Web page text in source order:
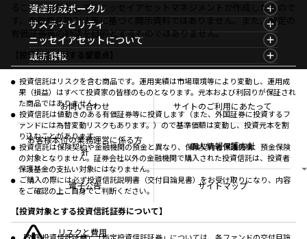
ることを目的として、ニッセイアセットマネジメントが作成したもので
す。金融商品取引法等に基づく開示資料ではありません。また、特定の
有価証券等の勧誘を目的とするものではありません。
【投資信託に関する留意点】
投資信託はリスクを含む商品です。運用実績は市場環境等により変動し、運用成
果（損益）はすべて投資家の皆様のものとなります。元本および利回りが保証され
た商品ではありません。
投資信託は値動きのある有価証券等に投資します（また、外国証券に投資するフ
ァンドには為替変動リスクもあります。）ので基準価額は変動し、投資元本を割
り込むことがあります。
投資信託は保険契約や金融機関の預金と異なり、保険契約者保護機構、預金保険
の対象となりません。証券会社以外の金融機関で購入された投資信託は、投資者
保護基金の支払い対象にはなりません。
ご購入の際には必ず投資信託説明書（交付目論見書）をお受け取りになり、内容
をご確認の上ご自身でご判断ください。
【投資対象とする投資信託証券について】
基準価額一覧
ファンド検索
ファンド比較
決算カレンダー
海外休日カレンダー
投資信託新商品のご案内
投資信託償還商品のご案内
ちょこっと3分！ファンドシアター
有価証券届出書の効力の発生の有無について
こだわりのインデックスファンド 購入・換金手数料
なしシリーズ
確定拠出年金について
マーケット情報TOP
マーケット指数
マーケットレポート
コラム
ファンドレポート
資産形成ポータル
資産形成ポータルTOP
資産形成サービス
Nダイレクト
Goal Navi
資産形成サポート
NAMシティ
お問い合わせ
よくあるご質問
投資の教室
サステナビリティ
サステナビリティTOP
サステナビリティ経営
サステナブル投資
ニッセイアセットについて
ニッセイアセットについてTOP
会社情報
プレスリリース
受賞歴
方針・その他開示情報
採用情報
公式キャラクターのご紹介
最新情報
マーケットニュース
商品ニュース
おしらせ
メディアお問い合わせ サイトのご利用にあたって
お客様本位の業務運営に係る方
針
個人情報保護方針
電子公告 サイトマップ
リスクと費用